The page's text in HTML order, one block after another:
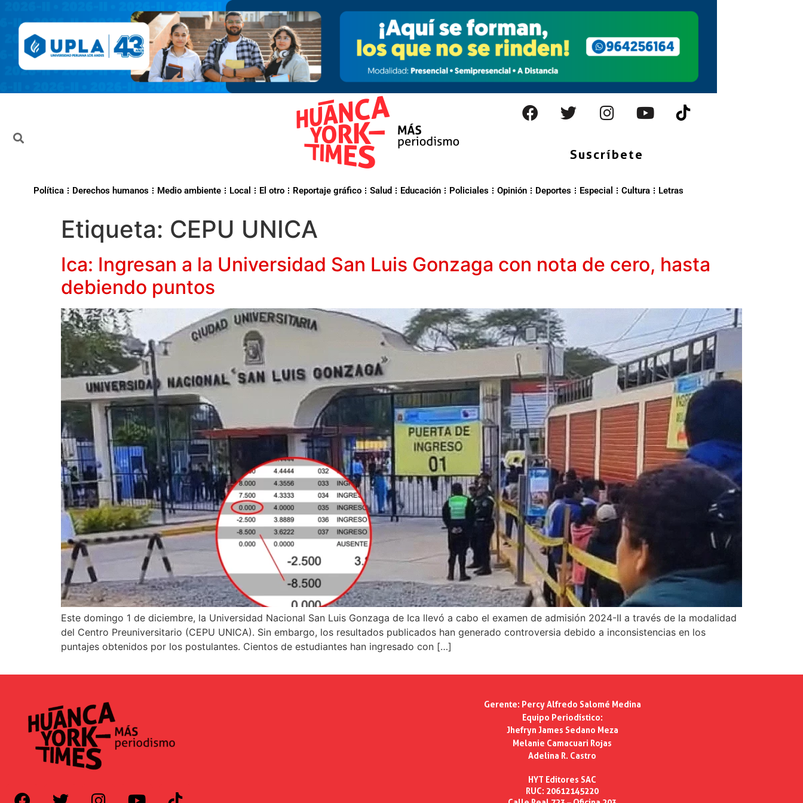
Suscríbete
Política Derechos humanos Medio ambiente Local El otro Reportaje gráfico Salud Educación Policiales Opinión Deportes Especial Cultura Letras
Etiqueta: CEPU UNICA
Ica: Ingresan a la Universidad San Luis Gonzaga con nota de cero, hasta
debiendo puntos
Este domingo 1 de diciembre, la Universidad Nacional San Luis Gonzaga de Ica llevó a cabo el examen de admisión 2024-II a través de la modalidad
del Centro Preuniversitario (CEPU UNICA). Sin embargo, los resultados publicados han generado controversia debido a inconsistencias en los
puntajes obtenidos por los postulantes. Cientos de estudiantes han ingresado con […]
Gerente: Percy Alfredo Salomé Medina
Equipo Periodístico:
Jhefryn James Sedano Meza
Melanie Camacuari Rojas
Adelina R. Castro
HYT Editores SAC
RUC: 20612145220